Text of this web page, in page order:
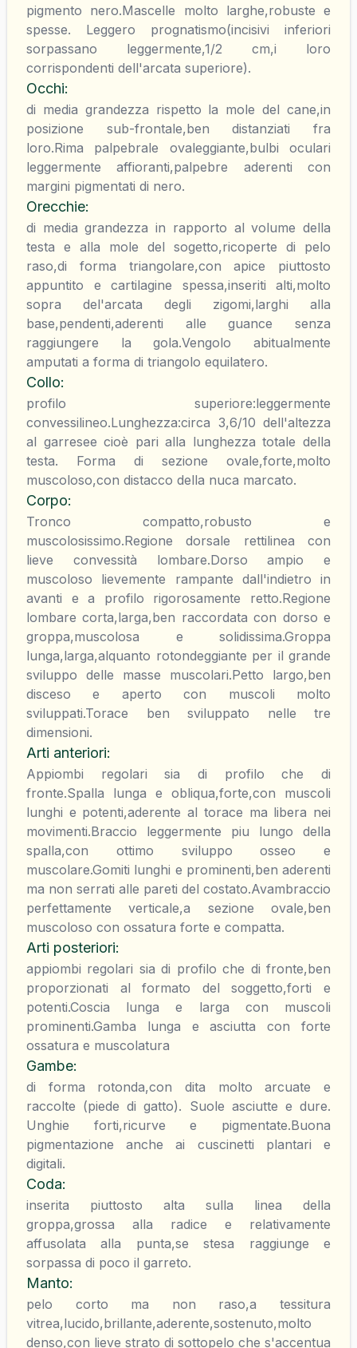
pigmento nero.Mascelle molto larghe,robuste e
spesse. Leggero prognatismo(incisivi inferiori
sorpassano leggermente,1/2 cm,i loro
corrispondenti dell'arcata superiore).
Occhi:
di media grandezza rispetto la mole del cane,in
posizione sub-frontale,ben distanziati fra
loro.Rima palpebrale ovaleggiante,bulbi oculari
leggermente affioranti,palpebre aderenti con
margini pigmentati di nero.
Orecchie:
di media grandezza in rapporto al volume della
testa e alla mole del sogetto,ricoperte di pelo
raso,di forma triangolare,con apice piuttosto
appuntito e cartilagine spessa,inseriti alti,molto
sopra del'arcata degli zigomi,larghi alla
base,pendenti,aderenti alle guance senza
raggiungere la gola.Vengolo abitualmente
amputati a forma di triangolo equilatero.
Collo:
profilo superiore:leggermente
convessilineo.Lunghezza:circa 3,6/10 dell'altezza
al garresee cioè pari alla lunghezza totale della
testa. Forma di sezione ovale,forte,molto
muscoloso,con distacco della nuca marcato.
Corpo:
Tronco compatto,robusto e
muscolosissimo.Regione dorsale rettilinea con
lieve convessità lombare.Dorso ampio e
muscoloso lievemente rampante dall'indietro in
avanti e a profilo rigorosamente retto.Regione
lombare corta,larga,ben raccordata con dorso e
groppa,muscolosa e solidissima.Groppa
lunga,larga,alquanto rotondeggiante per il grande
sviluppo delle masse muscolari.Petto largo,ben
disceso e aperto con muscoli molto
sviluppati.Torace ben sviluppato nelle tre
dimensioni.
Arti anteriori:
Appiombi regolari sia di profilo che di
fronte.Spalla lunga e obliqua,forte,con muscoli
lunghi e potenti,aderente al torace ma libera nei
movimenti.Braccio leggermente piu lungo della
spalla,con ottimo sviluppo osseo e
muscolare.Gomiti lunghi e prominenti,ben aderenti
ma non serrati alle pareti del costato.Avambraccio
perfettamente verticale,a sezione ovale,ben
muscoloso con ossatura forte e compatta.
Arti posteriori:
appiombi regolari sia di profilo che di fronte,ben
proporzionati al formato del soggetto,forti e
potenti.Coscia lunga e larga con muscoli
prominenti.Gamba lunga e asciutta con forte
ossatura e muscolatura
Gambe:
di forma rotonda,con dita molto arcuate e
raccolte (piede di gatto). Suole asciutte e dure.
Unghie forti,ricurve e pigmentate.Buona
pigmentazione anche ai cuscinetti plantari e
digitali.
Coda:
inserita piuttosto alta sulla linea della
groppa,grossa alla radice e relativamente
affusolata alla punta,se stesa raggiunge e
sorpassa di poco il garreto.
Manto:
pelo corto ma non raso,a tessitura
vitrea,lucido,brillante,aderente,sostenuto,molto
denso,con lieve strato di sottopelo che s'accentua